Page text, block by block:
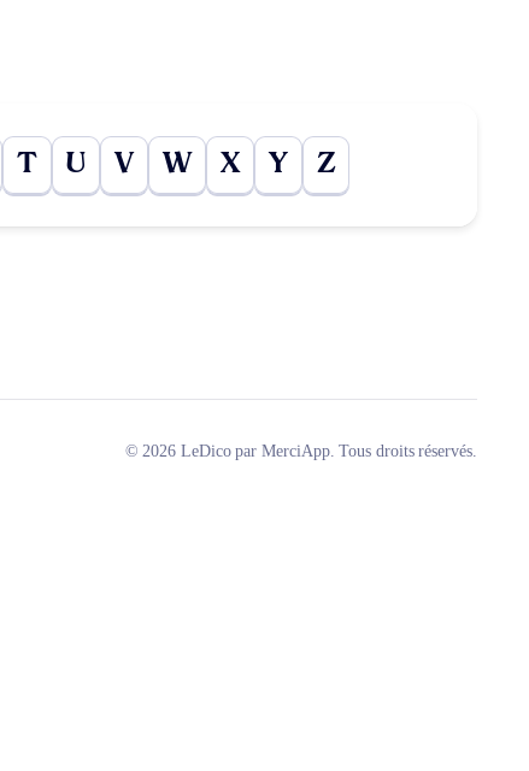
T U V W X Y Z
© 2026 LeDico par MerciApp. Tous droits réservés.